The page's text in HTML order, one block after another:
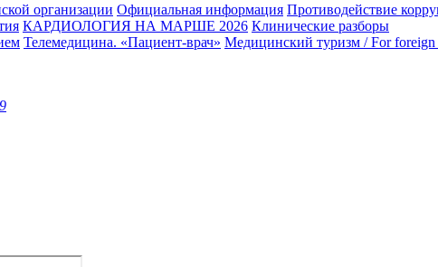
организации Официальная информация Противодействие
КАРДИОЛОГИЯ НА МАРШЕ 2026 Клинические разборы
Телемедицина. «Пациент-врач» Медицинский туризм / For foreign